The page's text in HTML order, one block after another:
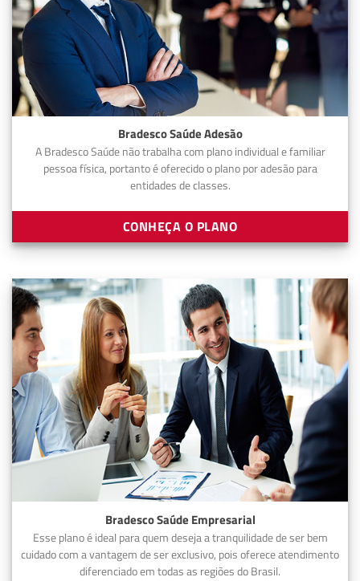
Bradesco Saúde Adesão
A Bradesco Saúde não trabalha com plano individual e familiar
pessoa física, portanto é oferecido o plano por adesão para
entidades de classes.
CONHEÇA O PLANO
Bradesco Saúde Empresarial
Esse plano é ideal para quem deseja a tranquilidade de ser bem
cuidado com a vantagem de ser exclusivo, pois oferece atendimento
diferenciado em todas as regiões do Brasil.